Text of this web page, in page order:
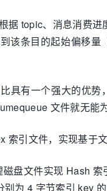
据 topic、消息消费
该条目的起始偏移
具有一个强大的优
文件就无能为
索引文件，实现基
盘文件实现 Hash
别为 4 字节索引 key